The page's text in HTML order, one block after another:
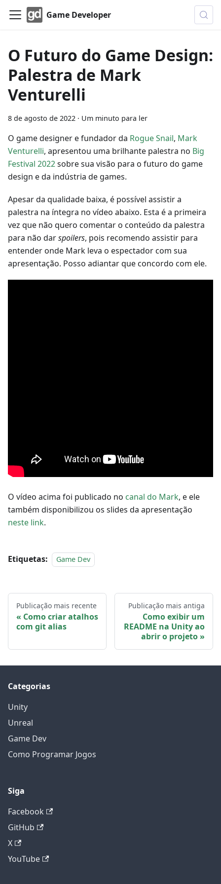
Game Developer
O Futuro do Game Design:
Palestra de Mark
Venturelli
8 de agosto de 2022 · Um minuto para ler
O game designer e fundador da Rogue Snail, Mark
Venturelli, apresentou uma brilhante palestra no Big
Festival 2022sobre sua visão para o futuro do game
design e da indústria de games.
Apesar da qualidade baixa, é possível assistir a
palestra na íntegra no vídeo abaixo. Esta é a primeira
vez que não quero comentar o conteúdo da palestra
para não darspoilers, pois recomendo assistir para
entender onde Mark leva o espectador com sua
apresentação. Posso adiantar que concordo com ele.
O vídeo acima foi publicado no canal do Mark, e ele
também disponibilizou os slides da apresentação
neste link.
Etiquetas: Game Dev
Publicação mais recente
Como criar atalhos
com git alias
Publicação mais antiga
Como exibir um
README na Unity ao
abrir o projeto
Categorias
Unity
Unreal
Game Dev
Como Programar Jogos
Siga
Facebook
GitHub
X
YouTube